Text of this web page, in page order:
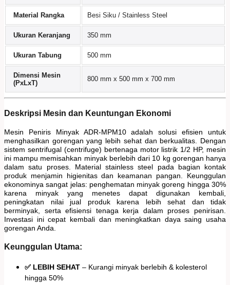
Material Rangka Besi Siku / Stainless Steel
Ukuran Keranjang 350 mm
Ukuran Tabung 500 mm
Dimensi Mesin
(PxLxT)
800 mm x 500 mm x 700 mm
Deskripsi Mesin dan Keuntungan Ekonomi
Mesin Peniris Minyak ADR-MPM10 adalah solusi efisien untuk
menghasilkan gorengan yang lebih sehat dan berkualitas. Dengan
sistem sentrifugal (centrifuge) bertenaga motor listrik 1/2 HP, mesin
ini mampu memisahkan minyak berlebih dari 10 kg gorengan hanya
dalam satu proses. Material stainless steel pada bagian kontak
produk menjamin higienitas dan keamanan pangan. Keunggulan
ekonominya sangat jelas: penghematan minyak goreng hingga 30%
karena minyak yang menetes dapat digunakan kembali,
peningkatan nilai jual produk karena lebih sehat dan tidak
berminyak, serta efisiensi tenaga kerja dalam proses penirisan.
Investasi ini cepat kembali dan meningkatkan daya saing usaha
gorengan Anda.
Keunggulan Utama:
✅ LEBIH SEHAT – Kurangi minyak berlebih & kolesterol
hingga 50%